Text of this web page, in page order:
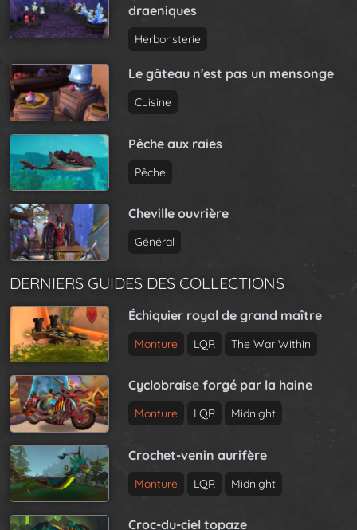
draeniques
Herboristerie
Le gâteau n'est pas un mensonge
Cuisine
Pêche aux raies
Pêche
Cheville ouvrière
Général
DERNIERS GUIDES DES COLLECTIONS
Échiquier royal de grand maître
Monture LQR The War Within
Cyclobraise forgé par la haine
Monture LQR Midnight
Crochet-venin aurifère
Monture LQR Midnight
Croc-du-ciel topaze